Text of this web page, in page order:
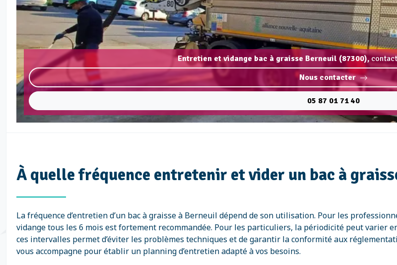
Entretien et vidange bac à graisse Berneuil (87300),
Nous contacter
05 87 01 71 40
À quelle fréquence entretenir et vider un bac à
La fréquence d’entretien d’un bac à graisse à Berneuil dépend de son utilisation. Pour les
vidange tous les 6 mois est fortement recommandée. Pour les particuliers, la périodicité peut varier
ces intervalles permet d’éviter les problèmes techniques et de garantir la conformité aux
vous accompagne pour établir un planning d’entretien adapté à vos besoins.